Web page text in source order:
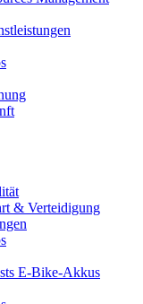
& Verteidigung
E-Bike-Akkus